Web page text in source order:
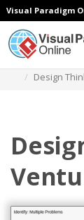
Visual Paradigm
Design